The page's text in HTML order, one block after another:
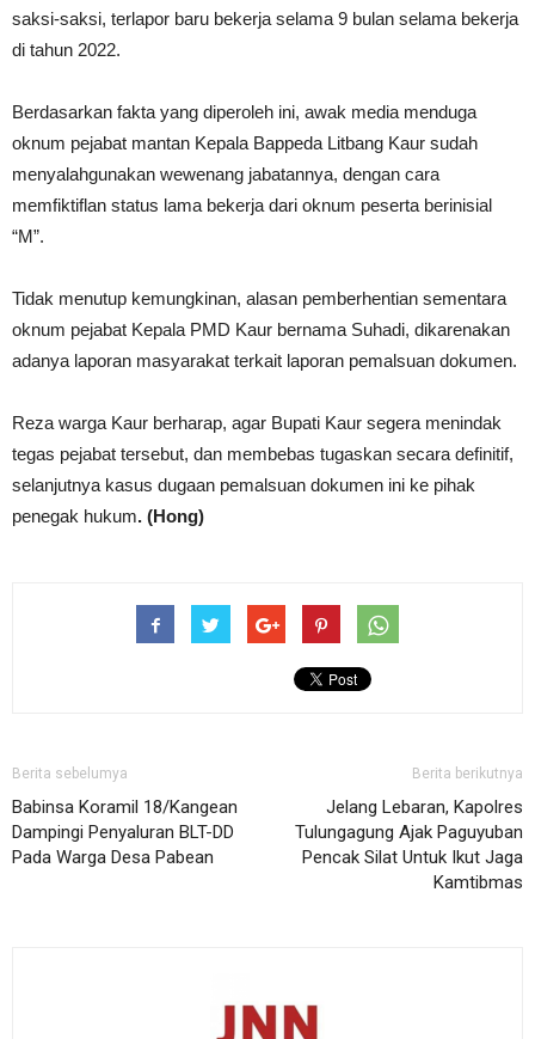
saksi-saksi, terlapor baru bekerja selama 9 bulan selama bekerja
di tahun 2022.
Berdasarkan fakta yang diperoleh ini, awak media menduga
oknum pejabat mantan Kepala Bappeda Litbang Kaur sudah
menyalahgunakan wewenang jabatannya, dengan cara
memfiktiflan status lama bekerja dari oknum peserta berinisial
“M”.
Tidak menutup kemungkinan, alasan pemberhentian sementara
oknum pejabat Kepala PMD Kaur bernama Suhadi, dikarenakan
adanya laporan masyarakat terkait laporan pemalsuan dokumen.
Reza warga Kaur berharap, agar Bupati Kaur segera menindak
tegas pejabat tersebut, dan membebas tugaskan secara definitif,
selanjutnya kasus dugaan pemalsuan dokumen ini ke pihak
penegak hukum. (Hong)
Berita sebelumya
Babinsa Koramil 18/Kangean
Dampingi Penyaluran BLT-DD
Pada Warga Desa Pabean
Berita berikutnya
Jelang Lebaran, Kapolres
Tulungagung Ajak Paguyuban
Pencak Silat Untuk Ikut Jaga
Kamtibmas